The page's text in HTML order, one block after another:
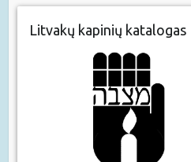
Litvakų kapinių katalogas